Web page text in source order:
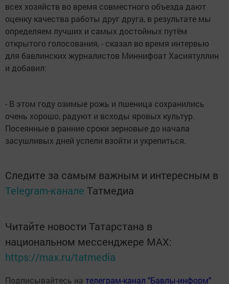
всех хозяйств во время совместного объезда дают
оценку качества работы друг друга, в результате мы
определяем лучших и самых достойных путём
открытого голосования, - сказал во время интервью
для бавлинских журналистов Миннифоат Хасиятуллин
и добавил:
- В этом году озимые рожь и пшеница сохранились
очень хорошо, радуют и всходы яровых культур.
Посеянные в ранние сроки зерновые до начала
засушливых дней успели взойти и укрепиться.
Следите за самым важным и интересным в
Telegram-канале Татмедиа
Читайте новости Татарстана в
национальном мессенджере MАХ:
https://max.ru/tatmedia
Подписывайтесь на телеграм-канал "Бавлы-информ"